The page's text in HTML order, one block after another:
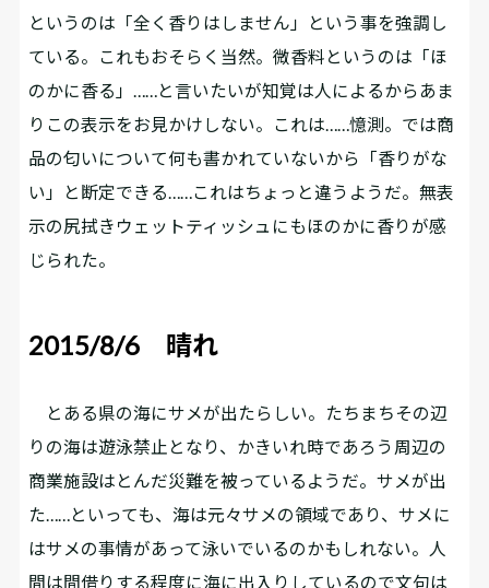
というのは「全く香りはしません」という事を強調し
ている。これもおそらく当然。微香料というのは「ほ
のかに香る」……と言いたいが知覚は人によるからあま
りこの表示をお見かけしない。これは……憶測。では商
品の匂いについて何も書かれていないから「香りがな
い」と断定できる……これはちょっと違うようだ。無表
示の尻拭きウェットティッシュにもほのかに香りが感
じられた。
2015/8/6 晴れ
とある県の海にサメが出たらしい。たちまちその辺
りの海は遊泳禁止となり、かきいれ時であろう周辺の
商業施設はとんだ災難を被っているようだ。サメが出
た……といっても、海は元々サメの領域であり、サメに
はサメの事情があって泳いでいるのかもしれない。人
間は間借りする程度に海に出入りしているので文句は